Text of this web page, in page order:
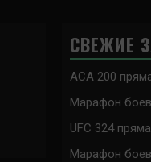
СВЕЖИЕ
ACA 200
Марафон боев
UFC 324
Марафон боев